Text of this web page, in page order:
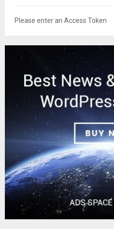
Please enter an Access Token